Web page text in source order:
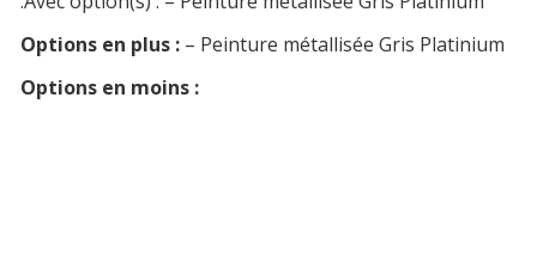
Options en plus : – Peinture métallisée Gris Platinium
Options en moins :